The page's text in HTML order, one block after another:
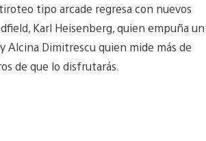
tipo arcade regresa con nuevos
Karl Heisenberg, quien empuña un
Alcina Dimitrescu quien mide más de
de que lo disfrutarás.